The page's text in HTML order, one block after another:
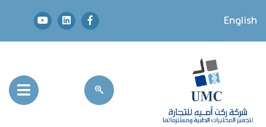
English